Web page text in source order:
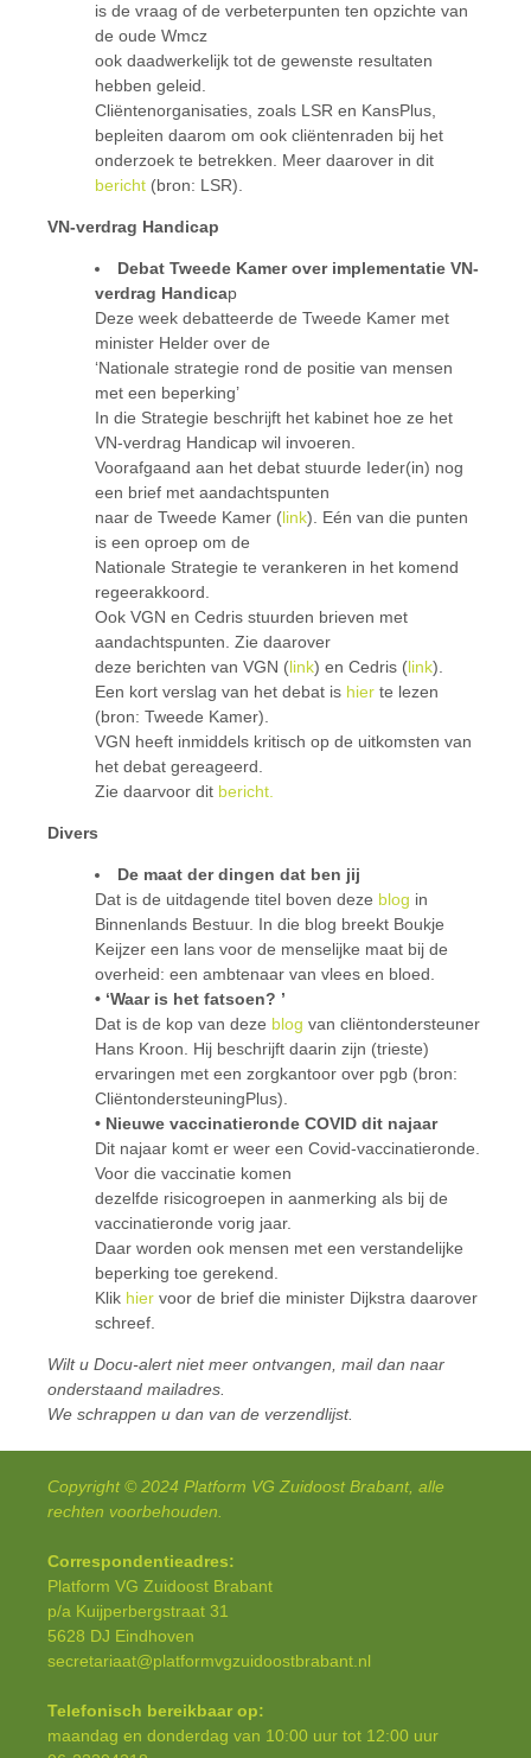
is de vraag of de verbeterpunten ten opzichte van
de oude Wmcz
ook daadwerkelijk tot de gewenste resultaten
hebben geleid.
Cliëntenorganisaties, zoals LSR en KansPlus,
bepleiten daarom om ook cliëntenraden bij het
onderzoek te betrekken. Meer daarover in dit
bericht (bron: LSR).
VN-verdrag Handicap
Debat Tweede Kamer over implementatie VN-
verdrag Handicap
Deze week debatteerde de Tweede Kamer met
minister Helder over de
‘Nationale strategie rond de positie van mensen
met een beperking’
In die Strategie beschrijft het kabinet hoe ze het
VN-verdrag Handicap wil invoeren.
Voorafgaand aan het debat stuurde Ieder(in) nog
een brief met aandachtspunten
naar de Tweede Kamer (link). Eén van die punten
is een oproep om de
Nationale Strategie te verankeren in het komend
regeerakkoord.
Ook VGN en Cedris stuurden brieven met
aandachtspunten. Zie daarover
deze berichten van VGN (link) en Cedris (link).
Een kort verslag van het debat is hier te lezen
(bron: Tweede Kamer).
VGN heeft inmiddels kritisch op de uitkomsten van
het debat gereageerd.
Zie daarvoor dit bericht.
Divers
De maat der dingen dat ben jij
Dat is de uitdagende titel boven deze blog in
Binnenlands Bestuur. In die blog breekt Boukje
Keijzer een lans voor de menselijke maat bij de
overheid: een ambtenaar van vlees en bloed.
• ‘Waar is het fatsoen? ’
Dat is de kop van deze blog van cliëntondersteuner
Hans Kroon. Hij beschrijft daarin zijn (trieste)
ervaringen met een zorgkantoor over pgb (bron:
CliëntondersteuningPlus).
• Nieuwe vaccinatieronde COVID dit najaar
Dit najaar komt er weer een Covid-vaccinatieronde.
Voor die vaccinatie komen
dezelfde risicogroepen in aanmerking als bij de
vaccinatieronde vorig jaar.
Daar worden ook mensen met een verstandelijke
beperking toe gerekend.
Klik hier voor de brief die minister Dijkstra daarover
schreef.
Wilt u Docu-alert niet meer ontvangen, mail dan naar
onderstaand mailadres.
We schrappen u dan van de verzendlijst.
Copyright © 2024 Platform VG Zuidoost Brabant, alle
rechten voorbehouden.
Correspondentieadres:
Platform VG Zuidoost Brabant
p/a Kuijperbergstraat 31
5628 DJ Eindhoven
secretariaat@platformvgzuidoostbrabant.nl
Telefonisch bereikbaar op:
maandag en donderdag van 10:00 uur tot 12:00 uur